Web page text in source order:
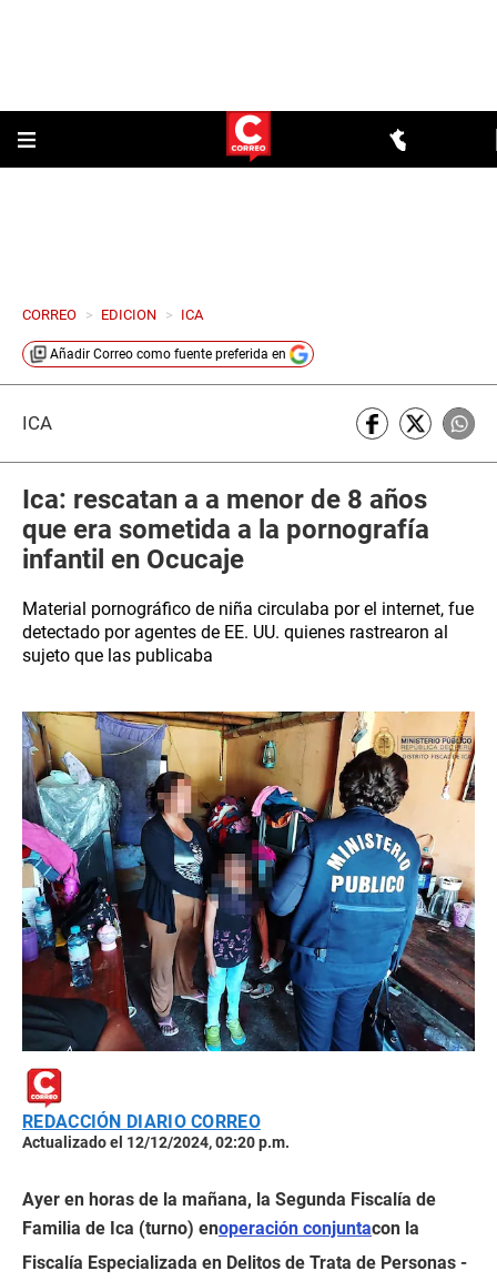
CORREO > EDICION > ICA
Añadir Correo como fuente preferida en
ICA
Ica: rescatan a a menor de 8 años
que era sometida a la pornografía
infantil en Ocucaje
Material pornográfico de niña circulaba por el internet, fue
detectado por agentes de EE. UU. quienes rastrearon al
sujeto que las publicaba
REDACCIÓN DIARIO CORREO
Actualizado el 12/12/2024, 02:20 p.m.
Ayer en horas de la mañana, la Segunda Fiscalía de
Familia de Ica (turno) enoperación conjuntacon la
Fiscalía Especializada en Delitos de Trata de Personas -